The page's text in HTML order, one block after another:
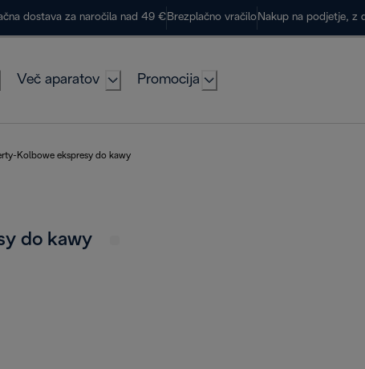
dostava za naročila nad 49 € Brezplačno vračilo Nakup na podjetje, z
Več aparatov Promocija
Kolbowe ekspresy do kawy
do kawy